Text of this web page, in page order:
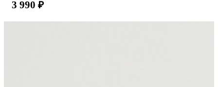
3 990 ₽